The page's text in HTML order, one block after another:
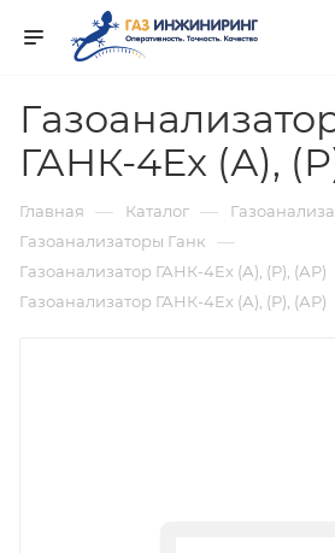
ГАНК-4Ex (А),
Главная — Каталог —
Газоанализаторы Ганк —
Газоанализатор ГАНК-4Ex (А), (Р), (АР)
Газоанализатор ГАНК-4Ex (А), (Р), (АР)